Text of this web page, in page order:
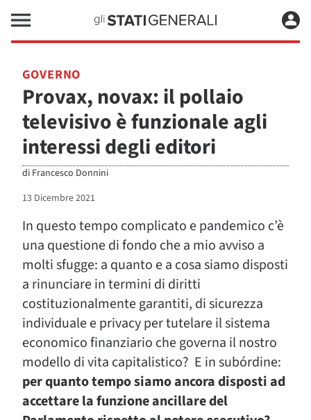
GOVERNO
Provax, novax: il pollaio
televisivo è funzionale agli
interessi degli editori
di Francesco Donnini
13 Dicembre 2021
In questo tempo complicato e pandemico c’è
una questione di fondo che a mio avviso a
molti sfugge: a quanto e a cosa siamo disposti
a rinunciare in termini di diritti
costituzionalmente garantiti, di sicurezza
individuale e privacy per tutelare il sistema
economico finanziario che governa il nostro
modello di vita capitalistico? E in subórdine:
per quanto tempo siamo ancora disposti ad
accettare la funzione ancillare del